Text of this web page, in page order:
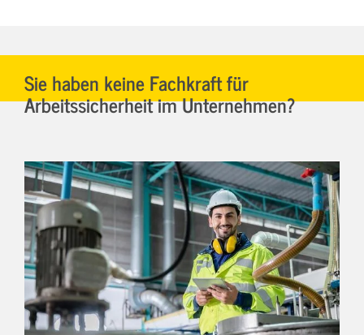
Sie haben keine Fachkraft für
Arbeitssicherheit im Unternehmen?